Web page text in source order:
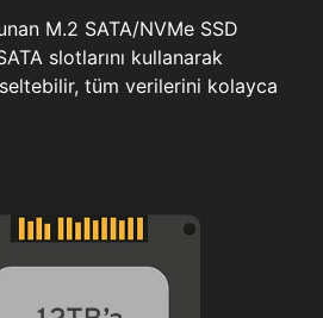
M.2 SATA/NVMe SSD
slotlarını kullanarak
tüm verilerini kolayca